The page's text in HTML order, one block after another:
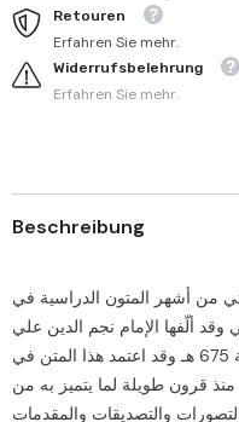
Retouren
Erfahren Sie mehr.
Widerrufsbelehrung
Erfahren Sie mehr.
Beschreibung
من أشهر المتون الدراسية في
ألّفها الإمام نجم الدين علي
بن عمر الكاتبي القزويني المتوفى سنة 675 هـ وقد اعتمد هذا المتن في
قرون طويلة لما يتميز به من
والتصديقات والمقدمات